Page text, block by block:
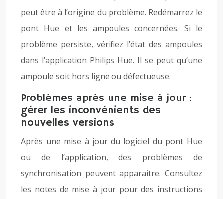
peut être à l’origine du problème. Redémarrez le
pont Hue et les ampoules concernées. Si le
problème persiste, vérifiez l’état des ampoules
dans l’application Philips Hue. Il se peut qu’une
ampoule soit hors ligne ou défectueuse.
Problèmes après une mise à jour :
gérer les inconvénients des
nouvelles versions
Après une mise à jour du logiciel du pont Hue
ou de l’application, des problèmes de
synchronisation peuvent apparaitre. Consultez
les notes de mise à jour pour des instructions